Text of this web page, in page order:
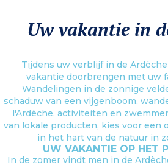
Uw vakantie in
Tijdens uw verblijf in de
vakantie doorbrengen met uw
Wandelingen in de zonnige
schaduw van een vijgenboom,
l'Ardèche, activiteiten en
van lokale producten, kies voor een
in het hart van de natuur in
UW VAKANTIE OP HET
In de zomer vindt men in de